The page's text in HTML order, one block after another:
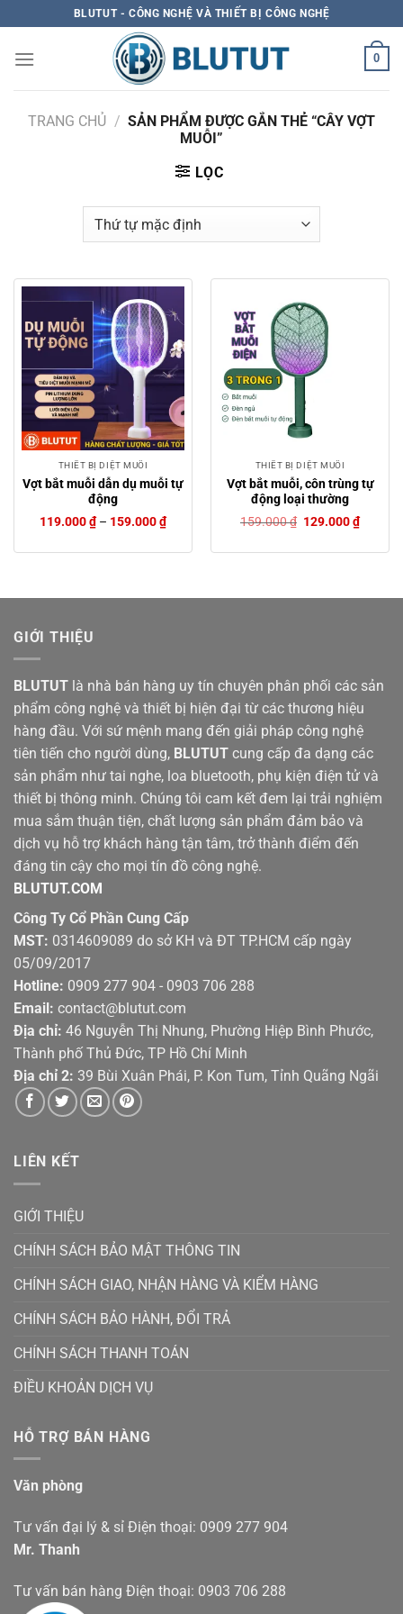
to
content
BLUTUT - CÔNG NGHỆ VÀ THIẾT BỊ CÔNG NGHỆ
0
TRANG CHỦ / SẢN PHẨM ĐƯỢC GẮN THẺ “CÂY VỢT
MUỖI”
LỌC
THIẾT BỊ DIỆT MUỖI
Vợt bắt muỗi dẫn dụ muỗi tự
động
119.000₫– 159.000₫
THIẾT BỊ DIỆT MUỖI
Vợt bắt muỗi, côn trùng tự
động loại thường
159.000₫ Giá
159.000 ₫.
129.000₫Giá
hiện
là:
GIỚI THIỆU
BLUTUT là nhà bán hàng uy tín chuyên phân phối các sản
phẩm công nghệ và thiết bị hiện đại từ các thương hiệu
hàng đầu. Với sứ mệnh mang đến giải pháp công nghệ
tiên tiến cho người dùng, BLUTUT cung cấp đa dạng các
sản phẩm như tai nghe, loa bluetooth, phụ kiện điện tử và
thiết bị thông minh. Chúng tôi cam kết đem lại trải nghiệm
mua sắm thuận tiện, chất lượng sản phẩm đảm bảo và
dịch vụ hỗ trợ khách hàng tận tâm, trở thành điểm đến
đáng tin cậy cho mọi tín đồ công nghệ.
BLUTUT.COM
Công Ty Cổ Phần Cung Cấp
MST: 0314609089 do sở KH và ĐT TP.HCM cấp ngày
05/09/2017
Hotline: 0909 277 904 - 0903 706 288
Email: contact@blutut.com
Địa chỉ: 46 Nguyễn Thị Nhung, Phường Hiệp Bình Phước,
Thành phố Thủ Đức, TP Hồ Chí Minh
Địa chỉ 2: 39 Bùi Xuân Phái, P. Kon Tum, Tỉnh Quãng Ngãi
LIÊN KẾT
GIỚI THIỆU
CHÍNH SÁCH BẢO MẬT THÔNG TIN
CHÍNH SÁCH GIAO, NHẬN HÀNG VÀ KIỂM HÀNG
CHÍNH SÁCH BẢO HÀNH, ĐỔI TRẢ
CHÍNH SÁCH THANH TOÁN
ĐIỀU KHOẢN DỊCH VỤ
HỖ TRỢ BÁN HÀNG
Văn phòng
Tư vấn đại lý & sỉ Điện thoại: 0909 277 904
Mr. Thanh
Tư vấn bán hàng Điện thoại: 0903 706 288